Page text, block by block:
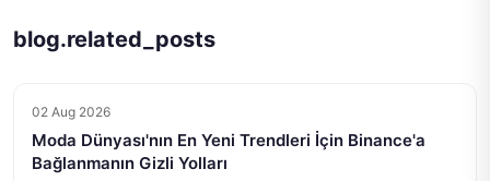
blog.related_posts
02 Aug 2026
Moda Dünyası'nın En Yeni Trendleri İçin Binance'a
Bağlanmanın Gizli Yolları